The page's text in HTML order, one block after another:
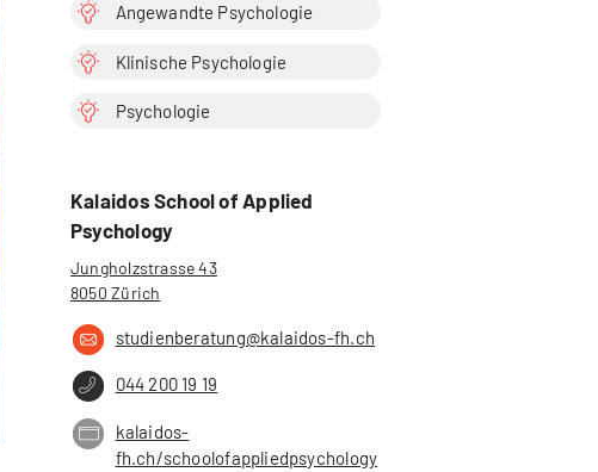
Angewandte Psychologie
Klinische Psychologie
Psychologie
Kalaidos School of Applied
Psychology
Jungholzstrasse 43
8050 Zürich
studienberatung@kalaidos-fh.ch
044 200 19 19
kalaidos-
fh.ch/schoolofappliedpsychology